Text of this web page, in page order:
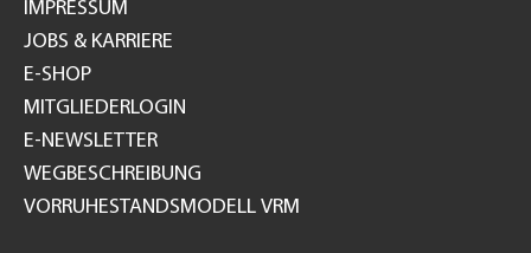
IMPRESSUM
JOBS & KARRIERE
E-SHOP
MITGLIEDERLOGIN
E-NEWSLETTER
WEGBESCHREIBUNG
VORRUHESTANDSMODELL VRM